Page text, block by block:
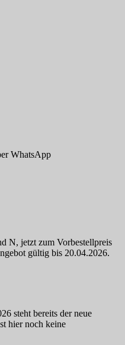
WhatsApp
N, jetzt zum Vorbestellpreis
gültig bis 20.04.2026.
steht bereits der neue
hier noch keine